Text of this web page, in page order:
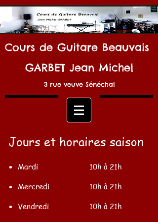
Cours de Guitare Beauvais
GARBET Jean Michel
3 rue veuve Sénéchal
Jours et horaires saison
Mardi
Mercredi
Vendredi
10h à 21h
10h à 21h
10h à 21h